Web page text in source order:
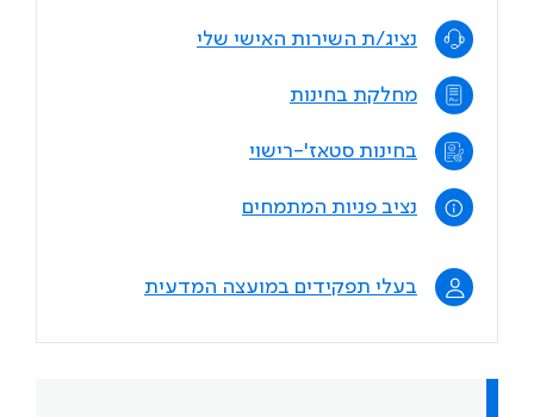
נציג/ת השירות האישי שלי
מחלקת בחינות
בחינות סטאז'-רישוי
נציב פניות המתמחים
בעלי תפקידים במועצה המדעית